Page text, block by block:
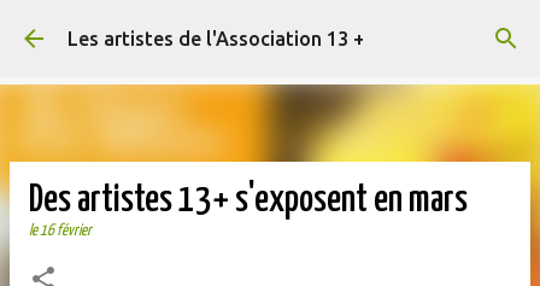
Accéder au contenu principal
Les artistes de l'Association 13 +
Des artistes 13+ s'exposent en mars
le16 février